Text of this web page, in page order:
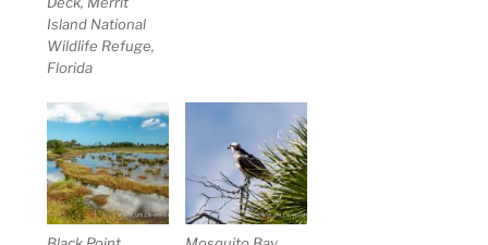
Island National
Wildlife Refuge,
Florida